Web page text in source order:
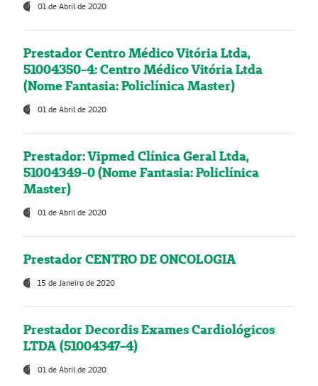
01 de Abril de 2020
Prestador Centro Médico Vitória Ltda,
51004350-4: Centro Médico Vitória Ltda
(Nome Fantasia: Policlínica Master)
01 de Abril de 2020
Prestador: Vipmed Clínica Geral Ltda,
51004349-0 (Nome Fantasia: Policlínica
Master)
01 de Abril de 2020
Prestador CENTRO DE ONCOLOGIA
15 de Janeiro de 2020
Prestador Decordis Exames Cardiológicos
LTDA (51004347-4)
01 de Abril de 2020